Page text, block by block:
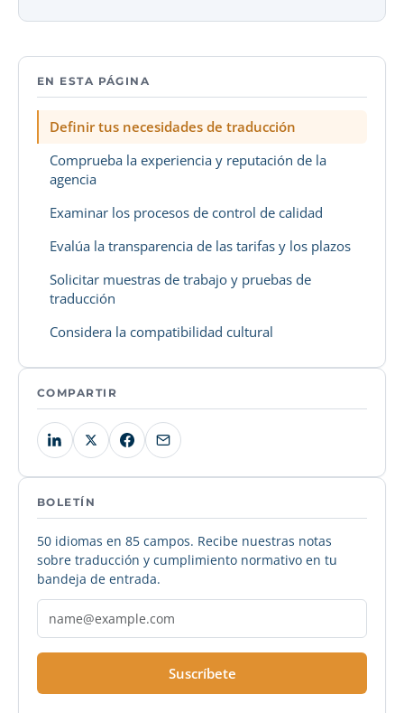
EN ESTA PÁGINA
Definir tus necesidades de traducción
Comprueba la experiencia y reputación de la
agencia
Examinar los procesos de control de calidad
Evalúa la transparencia de las tarifas y los plazos
Solicitar muestras de trabajo y pruebas de
traducción
Considera la compatibilidad cultural
COMPARTIR
BOLETÍN
50 idiomas en 85 campos. Recibe nuestras notas
sobre traducción y cumplimiento normativo en tu
bandeja de entrada.
Suscríbete